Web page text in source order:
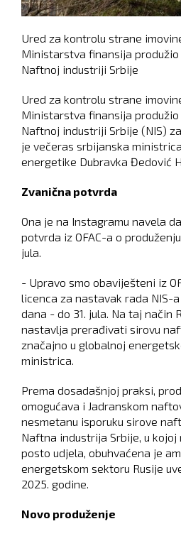
Ured za kontrolu strane
Ministarstva finansija
Naftnoj industriji Srbije
Ured za kontrolu strane
Ministarstva finansija
Naftnoj industriji Srbije (NIS)
je večeras srbijanska
energetike Dubravka Đedović
Zvanična potvrda
Ona je na Instagramu navela
potvrda iz OFAC-a o
jula.
- Upravo smo obaviješteni iz
licenca za nastavak rada NIS-
dana - do 31. jula. Na taj način
nastavlja prerađivati sirovu
značajno u globalnoj
ministrica.
Prema dosadašnjoj praksi,
omogućava i Jadranskom
nesmetanu isporuku sirove
Naftna industrija Srbije, u kojoj
posto udjela, obuhvaćena je
energetskom sektoru Rusije
2025. godine.
Novo produženje